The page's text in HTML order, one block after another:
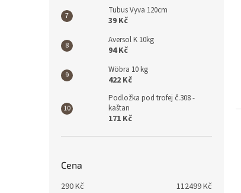
Tubus Vyva 120cm
39 Kč
Aversol K 10kg
94 Kč
Wöbra 10 kg
422 Kč
Podložka pod trofej č.308 -
kaštan
171 Kč
Cena
290Kč 112499Kč